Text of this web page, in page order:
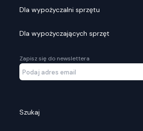
Dla wypożyczalni sprzętu
Dla wypożyczających sprzęt
Zapisz się do newslettera
Szukaj